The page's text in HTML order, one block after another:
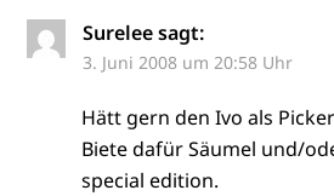
Surelee sagt:
3. Juni 2008 um 20:58 Uhr
Hätt gern den Ivo als
Biete dafür Säumel und/
special edition.